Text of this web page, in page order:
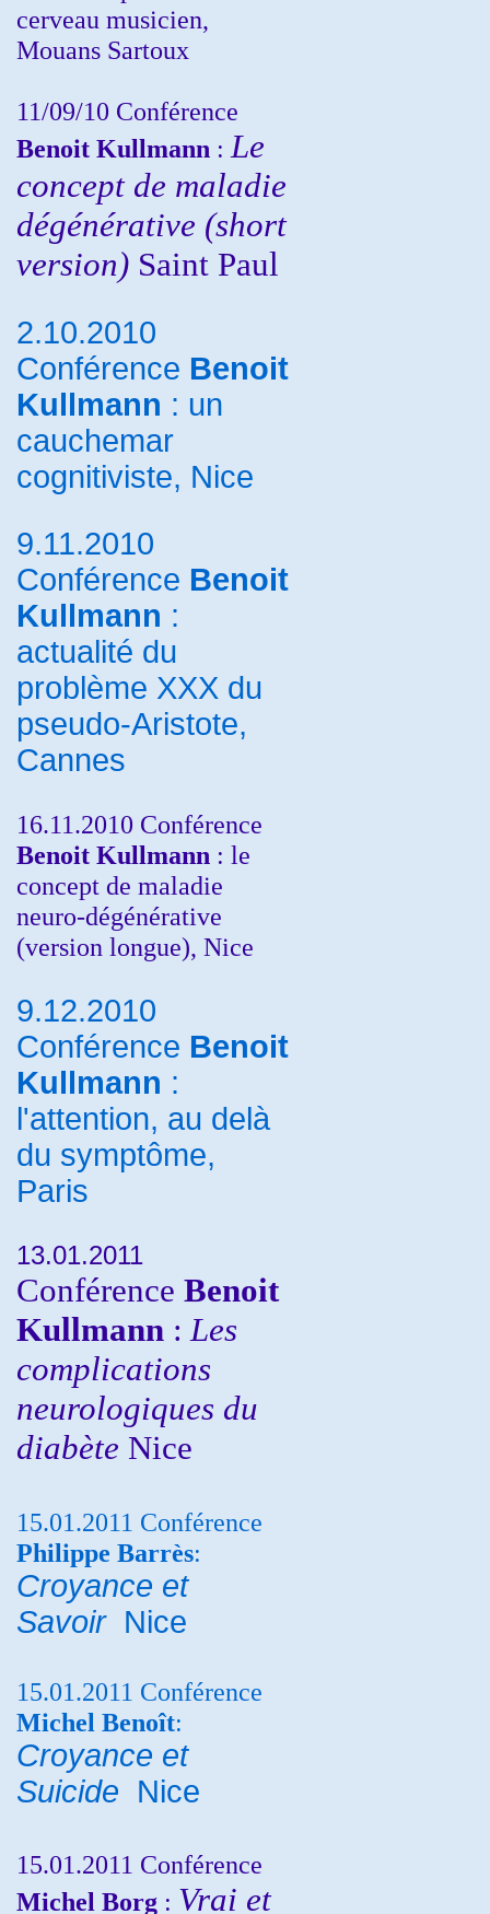
cerveau musicien,
Mouans Sartoux
11/09/10 Conférence
Benoit Kullmann : Le
concept de maladie
dégénérative (short
version) Saint Paul
2.10.2010
Conférence Benoit
Kullmann : un
cauchemar
cognitiviste, Nice
9.11.2010
Conférence Benoit
Kullmann :
actualité du
problème XXX du
pseudo-Aristote,
Cannes
16.11.2010 Conférence
Benoit Kullmann : le
concept de maladie
neuro-dégénérative
(version longue), Nice
9.12.2010
Conférence Benoit
Kullmann :
l'attention, au delà
du symptôme,
Paris
13.01.2011
Conférence Benoit
Kullmann : Les
complications
neurologiques du
diabète Nice
15.01.2011 Conférence
Philippe Barrès:
Croyance et
Savoir Nice
15.01.2011 Conférence
Michel Benoît:
Croyance et
Suicide Nice
15.01.2011 Conférence
Michel Borg : Vrai et